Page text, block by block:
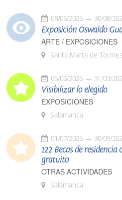
08/05/2026 30/08/
Exposición Oswaldo
ARTE / EXPOSICIONES
Santa Marta de Tormes
05/06/2026 31/03/
Visibilizar lo elegido
EXPOSICIONES
Salamanca
01/07/2026 30/09/
122 Becas de
gratuito
OTRAS ACTIVIDADES
Salamanca